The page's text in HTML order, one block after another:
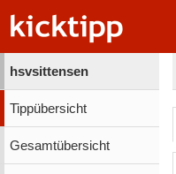
hsvsittensen
Tippübersicht
Gesamtübersicht